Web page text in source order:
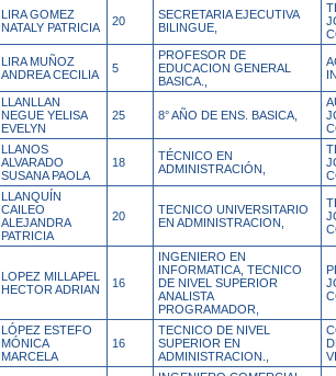
LIRA GOMEZ
NATALY PATRICIA
20
SECRETARIA EJECUTIVA
BILINGUE,
LIRA MUÑOZ
ANDREA CECILIA
5
PROFESOR DE
EDUCACION GENERAL
BASICA.,
LLANLLAN
NEGUE YELISA
EVELYN
25 8° AÑO DE ENS. BASICA,
LLANOS
ALVARADO
SUSANA PAOLA
18
TÉCNICO EN
ADMINISTRACIÓN,
LLANQUÍN
CAILEO
ALEJANDRA
PATRICIA
20
TECNICO UNIVERSITARIO
EN ADMINISTRACION,
LOPEZ MILLAPEL
HECTOR ADRIAN
16
INGENIERO EN
INFORMATICA, TECNICO
DE NIVEL SUPERIOR
ANALISTA
PROGRAMADOR,
LÓPEZ ESTEFO
MÓNICA
MARCELA
16
TECNICO DE NIVEL
SUPERIOR EN
ADMINISTRACION.,